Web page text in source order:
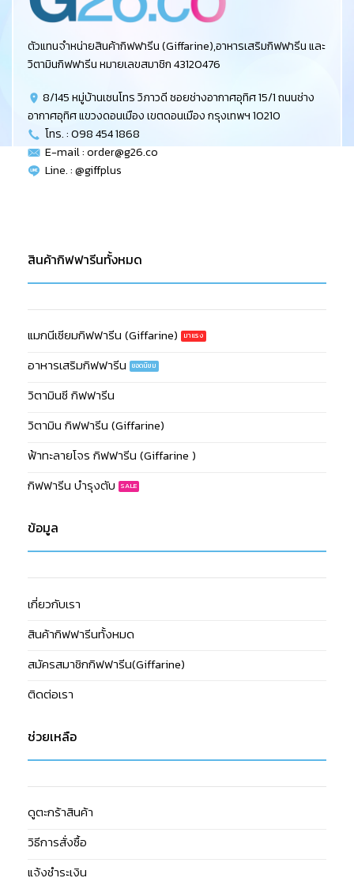
ตัวแทนจำหน่ายสินค้ากิฟฟารีน (Giffarine),อาหารเสริมกิฟฟารีน และ
วิตามินกิฟฟารีน หมายเลขสมาชิก 43120476
8/145 หมู่บ้านเซนโทร วิภาวดี ซอยช่างอากาศอุทิศ 15/1 ถนนช่าง
อากาศอุทิศ แขวงดอนเมือง เขตดอนเมือง กรุงเทพฯ 10210
โทร. : 098 454 1868
E-mail :order@g26.co
Line. : @giffplus
สินค้ากิฟฟารีนทั้งหมด
แมกนีเซียมกิฟฟารีน (Giffarine)
อาหารเสริมกิฟฟารีน
วิตามินซี กิฟฟารีน
วิตามิน กิฟฟารีน (Giffarine)
ฟ้าทะลายโจร กิฟฟารีน (Giffarine )
กิฟฟารีน บำรุงตับ
ข้อมูล
เกี่ยวกับเรา
สินค้ากิฟฟารีนทั้งหมด
สมัครสมาชิกกิฟฟารีน(Giffarine)
ติดต่อเรา
ช่วยเหลือ
ดูตะกร้าสินค้า
วิธีการสั่งซื้อ
แจ้งชำระเงิน